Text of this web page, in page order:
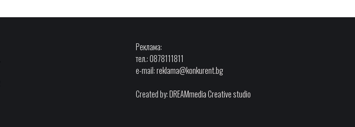
Реклама:
тел.: 0878111811
e-mail:reklama@konkurent.bg
Created by:DREAMmedia Creative studio